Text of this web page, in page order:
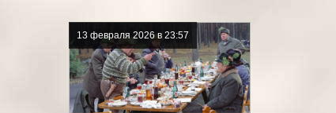
13 февраля 2026 в 23:57